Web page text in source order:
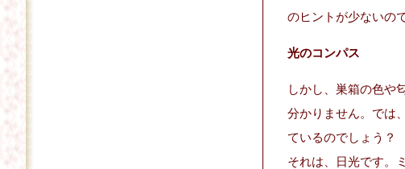
のヒントが少ないの
光のコンパス
しかし、巣箱の色や
分かりません。では
ているのでしょう？
それは、日光です。